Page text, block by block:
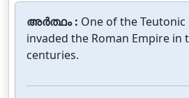
അർത്ഥം : One of the
invaded the Roman Empire in
centuries.